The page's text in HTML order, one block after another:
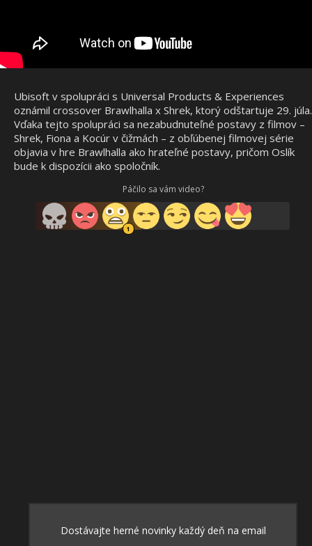
Ubisoft v spolupráci s Universal Products & Experiences
oznámil crossover Brawlhalla x Shrek, ktorý odštartuje 29. júla.
Vďaka tejto spolupráci sa nezabudnuteľné postavy z filmov –
Shrek, Fiona a Kocúr v čižmách – z obľúbenej filmovej série
objavia v hre Brawlhalla ako hrateľné postavy, pričom Oslík
bude k dispozícii ako spoločník.
Páčilo sa vám video?